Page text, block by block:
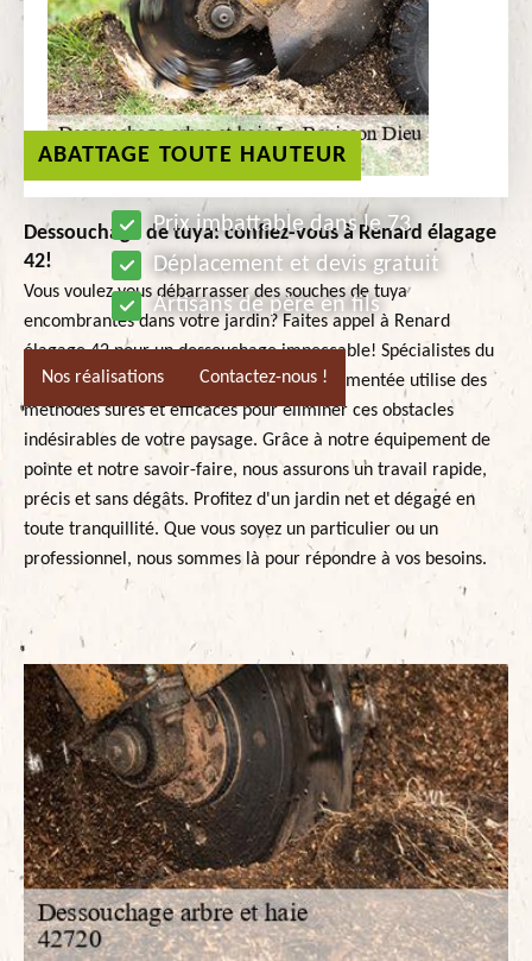
ABATTAGE TOUTE HAUTEUR
Prix imbattable dans le 73
Déplacement et devis gratuit
Artisans de père en fils
Nos réalisations Contactez-nous !
Dessouchage de tuya: confiez-vous à Renard élagage
42!
Vous voulez vous débarrasser des souches de tuya
encombrantes dans votre jardin? Faites appel à Renard
élagage 42 pour un dessouchage impeccable! Spécialistes du
dessouchage de tuya, notre équipe expérimentée utilise des
méthodes sûres et efficaces pour éliminer ces obstacles
indésirables de votre paysage. Grâce à notre équipement de
pointe et notre savoir-faire, nous assurons un travail rapide,
précis et sans dégâts. Profitez d'un jardin net et dégagé en
toute tranquillité. Que vous soyez un particulier ou un
professionnel, nous sommes là pour répondre à vos besoins.